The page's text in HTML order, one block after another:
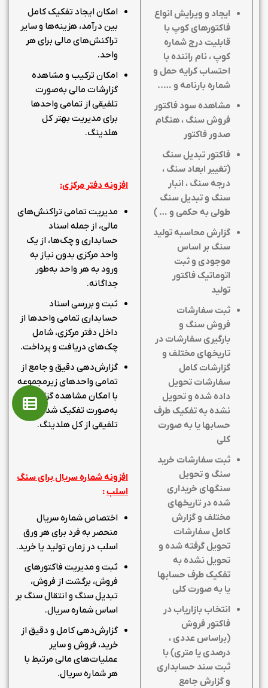
ایجاد و ویرایش انواع
فاکتورهای کوپ با
قابلیت درج شماره
کوپ ، نام راننده با
احتساب کرایه حمل و
شماره بارنامه و …..
مشاهده سود فاکتور
فروش سنگ ، هنگام
صدور فاکتور
فاکتور تبدیل سنگ
(تغییر ابعاد سنگ ،
درجه سنگ ، انبار
سنگ و تبدیل سنگ
طولی به حکمی و … )
گزارش محاسبه تولید
سنگ بر اساس
موجودی و ثبت
اتوماتیک فاکتور
تولید
ثبت سفارشات
فروش سنگ و
بارگیری سفارشات در
تاریخهای مختلف و
گزارشات کامل
سفارشات تحویل
داده شده و تحویل
نشده به تفکیک طرف
حسابها یا به صورت
کلی
ثبت سفارشات خرید
سنگ و تحویل
سنگهای خریداری
شده در تاریخهای
مختلف و گزارش
کامل سفارشات
تحویل گرفته شده و
تحویل نشده به
تفکیک طرف حسابها
یا به صورت کلی
انتخاب بازاریاب در
فاکتور فروش
(براساس عددی ،
درصدی یا متری) با
ثبت سند حسابداری
و گزارش جامع
امکان ایجاد تفکیک کامل
بین درآمد، هزینه‌ها و سایر
تراکنش‌های مالی برای هر
واحد.
امکان ترکیب و مشاهده
گزارشات مالی به‌صورت
تلفیقی از تمامی واحدها
برای مدیریت بهتر کل
هلدینگ.
افزونه دفتر مرکزی:
مدیریت تمامی تراکنش‌های
مالی، از جمله اسناد
حسابداری و چک‌ها، از یک
واحد مرکزی بدون نیاز به
ورود به هر واحد به‌طور
جداگانه.
ثبت و بررسی اسناد
حسابداری تمامی واحدها از
داخل دفتر مرکزی، شامل
چک‌های دریافت و پرداخت.
گزارش‌دهی دقیق و جامع از
تمامی واحدهای زیرمجموعه
با امکان مشاهده گزارشات
به‌صورت تفکیک شده یا
تلفیقی از کل هلدینگ.
افزونه شماره سریال برای سنگ
اسلب:
اختصاص شماره سریال
منحصر به فرد برای هر ورق
اسلب در زمان تولید یا خرید.
ثبت و مدیریت فاکتورهای
فروش، برگشت از فروش،
تبدیل سنگ و انتقال سنگ بر
اساس شماره سریال.
گزارش‌دهی کامل و دقیق از
خرید، فروش و سایر
عملیات‌های مالی مرتبط با
هر شماره سریال.